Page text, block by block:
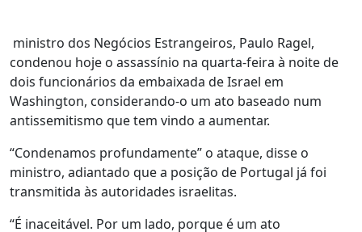
ministro dos Negócios Estrangeiros, Paulo Ragel,
condenou hoje o assassínio na quarta-feira à noite de
dois funcionários da embaixada de Israel em
Washington, considerando-o um ato baseado num
antissemitismo que tem vindo a aumentar.
“Condenamos profundamente” o ataque, disse o
ministro, adiantado que a posição de Portugal já foi
transmitida às autoridades israelitas.
“É inaceitável. Por um lado, porque é um ato